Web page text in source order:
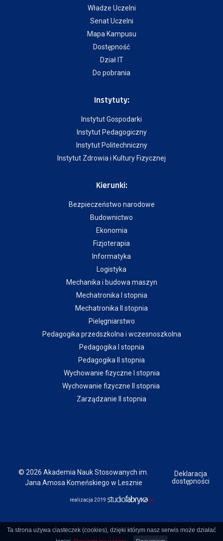
Władze Uczelni
Senat Uczelni
Mapa Kampusu
Dostępność
Dział IT
Do pobrania
Instytuty:
Instytut Gospodarki
Instytut Pedagogiczny
Instytut Politechniczny
Instytut Zdrowia i Kultury Fizycznej
Kierunki:
Bezpieczeństwo narodowe
Budownictwo
Ekonomia
Fizjoterapia
Informatyka
Logistyka
Mechanika i budowa maszyn
Mechatronika I stopnia
Mechatronika II stopnia
Pielęgniarstwo
Pedagogika przedszkolna i wczesnoszkolna
Pedagogika I stopnia
Pedagogika II stopnia
Wychowanie fizyczne I stopnia
Wychowanie fizyczne II stopnia
Zarządzanie II stopnia
© 2026 Akademia Nauk Stosowanych im.
Jana Amosa Komeńskiego w Lesznie
Deklaracja
dostępności
realizacja 2019
Ta strona używa ciasteczek (cookies), dzięki którym nasz serwis może działać